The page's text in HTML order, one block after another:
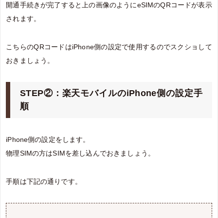
開通手続きが完了すると上の画像のようにeSIMのQRコードが表示
されます。
こちらのQRコードはiPhone側の設定で使用するのでスクショして
おきましょう。
STEP②：楽天モバイルのiPhone側の設定手
順
iPhone側の設定をします。
物理SIMの方はSIMを差し込んでおきましょう。
手順は下記の通りです。